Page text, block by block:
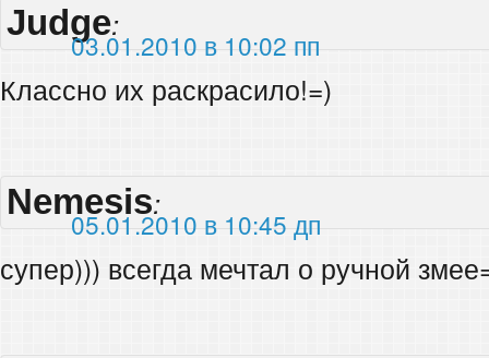
Judge:
03.01.2010 в 10:02 пп
Классно их раскрасило!=)
Nemesis:
05.01.2010 в 10:45 дп
супер))) всегда мечтал о ручной